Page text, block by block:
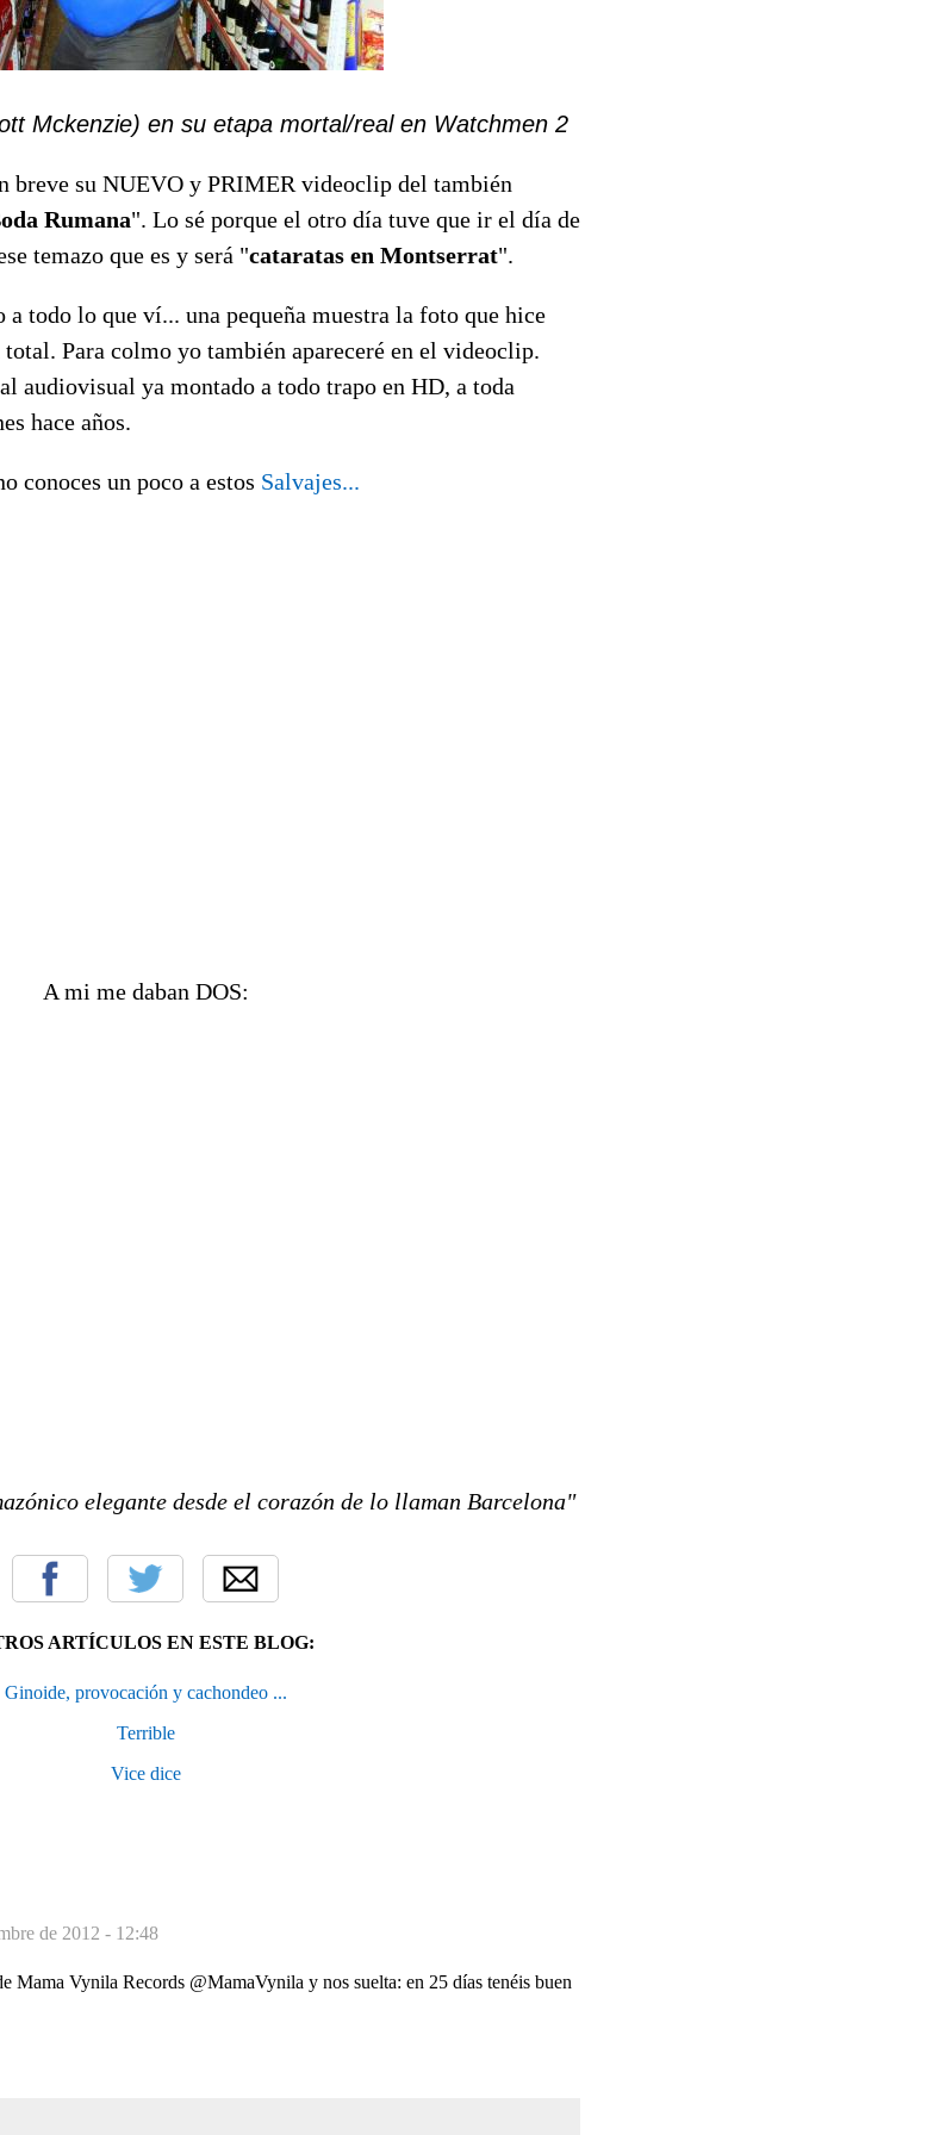
Mckenzie) en su etapa mortal/real en Watchmen 2
breve su NUEVO y PRIMER videoclip del también
Rumana". Lo sé porque el otro día tuve que ir el día de
temazo que es y será "cataratas en Montserrat".
todo lo que ví... una pequeña muestra la foto que hice
Para colmo yo también apareceré en el videoclip.
audiovisual ya montado a todo trapo en HD, a toda
hace años.
conoces un poco a estos Salvajes...
A mi me daban DOS:
elegante desde el corazón de lo llaman Barcelona"
ARTÍCULOS EN ESTE BLOG:
Ginoide, provocación y cachondeo ...
Terrible
Vice dice
de 2012 - 12:48
Mama Vynila Records @MamaVynila y nos suelta: en 25 días tenéis buen